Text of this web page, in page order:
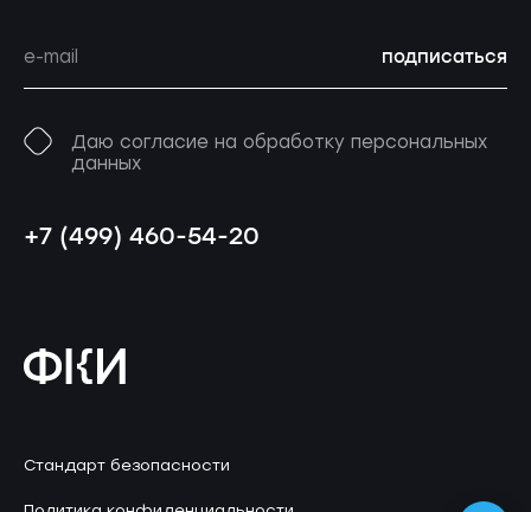
подписаться
Даю согласие на обработку персональных
данных
+7 (499) 460-54-20
Стандарт безопасности